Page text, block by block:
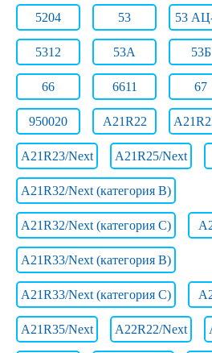
5204 53 53
5312 53А 53Б
66 6611 67
950020 A21R22
A21R23/Next A21R25/Next
A21R32/Next (категория B)
A21R32/Next (категория C)
A21R33/Next (категория B)
A21R33/Next (категория C)
A21R35/Next A22R22/Next